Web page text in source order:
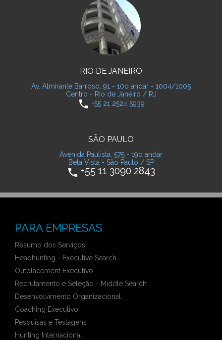
RIO DE JANEIRO
Av. Almirante Barroso, 91 - 10o andar - 1004/1005
Centro - Rio de Janeiro / RJ
phone +55 21 2524 5939
SÃO PAULO
Avenida Paulista, 575 - 19o andar
Bela Vista - São Paulo / SP
phone +55 11 3090 2843
PARA EMPRESAS
Resumo dos Serviços
Headhunting - Executive Search
Outplacement Executivo
Recrutamento e Seleção - Middle Search
Desenvolvimento Organizacional
Coaching Executivo
Pesquisas e Testagens
Hunting Internacional